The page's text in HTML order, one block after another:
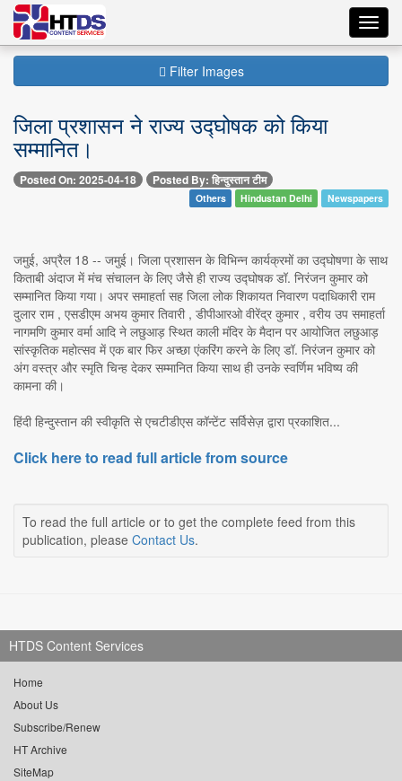
Filter Images
जिला प्रशासन ने राज्य उद्घोषक को किया
सम्मानित।
Posted On: 2025-04-18 Posted By: हिन्दुस्तान टीम
Others Hindustan Delhi Newspapers
जमुई, अप्रैल 18 -- जमुई। जिला प्रशासन के विभिन्न कार्यक्रमों का उद्घोषणा के साथ
किताबी अंदाज में मंच संचालन के लिए जैसे ही राज्य उद्घोषक डॉ. निरंजन कुमार को
सम्मानित किया गया। अपर समाहर्ता सह जिला लोक शिकायत निवारण पदाधिकारी राम
दुलार राम , एसडीएम अभय कुमार तिवारी , डीपीआरओ वीरेंद्र कुमार , वरीय उप समाहर्ता
नागमणि कुमार वर्मा आदि ने लछुआड़ स्थित काली मंदिर के मैदान पर आयोजित लछुआड़
सांस्कृतिक महोत्सव में एक बार फिर अच्छा एंकरिंग करने के लिए डॉ. निरंजन कुमार को
अंग वस्त्र और स्मृति चिन्ह देकर सम्मानित किया साथ ही उनके स्वर्णिम भविष्य की
कामना की।
हिंदी हिन्दुस्तान की स्वीकृति से एचटीडीएस कॉन्टेंट सर्विसेज़ द्वारा प्रकाशित...
Click here to read full article from source
To read the full article or to get the complete feed from this
publication, please Contact Us.
HTDS Content Services
Home
About Us
Subscribe/Renew
HT Archive
SiteMap